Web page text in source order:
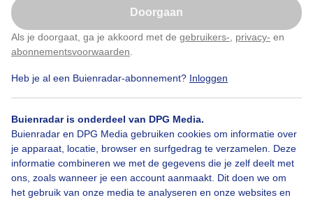
Doorgaan
Als je doorgaat, ga je akkoord met de gebruikers- privacy- en
abonnementsvoorwaarden
Heb je al een Buienradar-abonnement? Inloggen
Buienradar is onderdeel van DPG Media.
Buienradar en DPG Media gebruiken cookies om informatie over
je apparaat, locatie, browser en surfgedrag te verzamelen. Deze
informatie combineren we met de gegevens die je zelf deelt met
ons, zoals wanneer je een account aanmaakt. Dit doen we om
het gebruik van onze media te analyseren en onze websites en
laat trekken door een kite (of: vlieger). Iemand die aan
kitesurfen doet, wordt een kiter, kitesurfer of
kiteboarder genoemd.
Kitesurfer Wolderwijd
Bekijk slideshow
Klik hierom dit aan te passen